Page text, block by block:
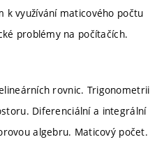
k využívání maticového počtu
problémy na počítačích.
rovnic. Trigonometrii
Diferenciální a integrální
algebru. Maticový počet.